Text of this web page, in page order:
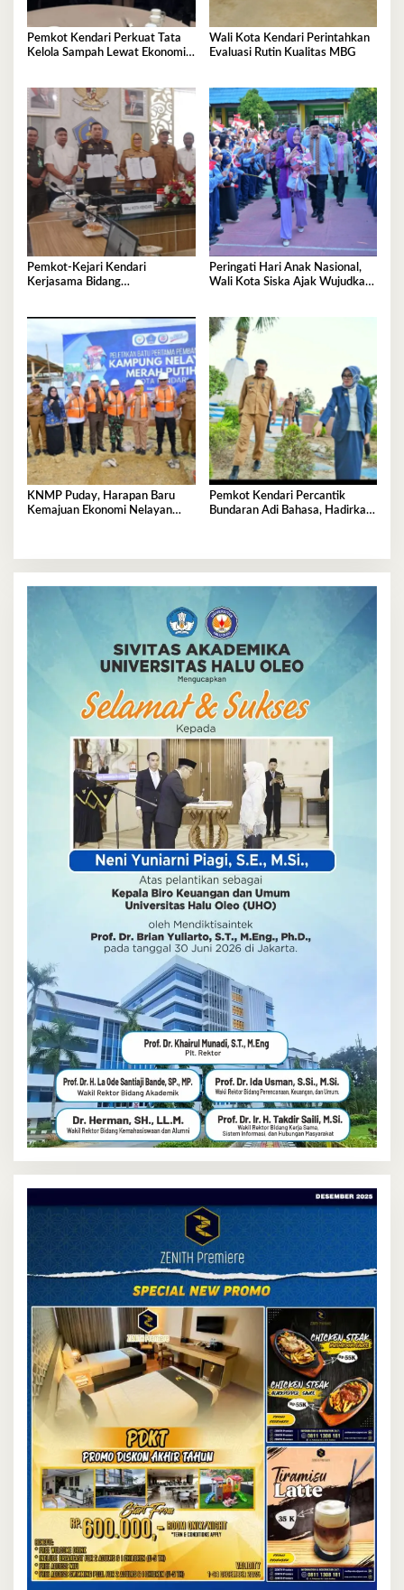
Pemkot Kendari Perkuat Tata
Kelola Sampah Lewat Ekonomi
Wali Kota Kendari Perintahkan
Evaluasi Rutin Kualitas MBG
Pemkot-Kejari Kendari
Kerjasama Bidang
Peringati Hari Anak Nasional,
Wali Kota Siska Ajak Wujudkan
KNMP Puday, Harapan Baru
Kemajuan Ekonomi Nelayan
Pemkot Kendari Percantik
Bundaran Adi Bahasa, Hadirkan